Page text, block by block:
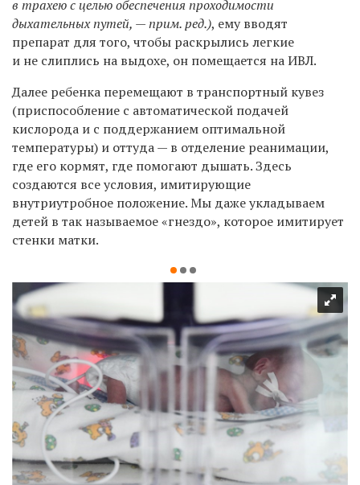
в трахею с целью обеспечения проходимости
дыхательных путей, — прим. ред.), ему вводят
препарат для того, чтобы раскрылись легкие
и не слиплись на выдохе, он помещается на ИВЛ.
Далее ребенка перемещают в транспортный кувез
(приспособление с автоматической подачей
кислорода и с поддержанием оптимальной
температуры) и оттуда — в отделение реанимации,
где его кормят, где помогают дышать. Здесь
создаются все условия, имитирующие
внутриутробное положение. Мы даже укладываем
детей в так называемое «гнездо», которое имитирует
стенки матки.